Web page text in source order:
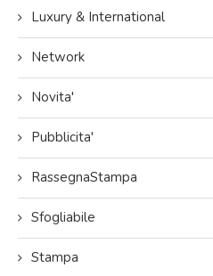
Luxury & International
Network
Novita'
Pubblicita'
RassegnaStampa
Sfogliabile
Stampa